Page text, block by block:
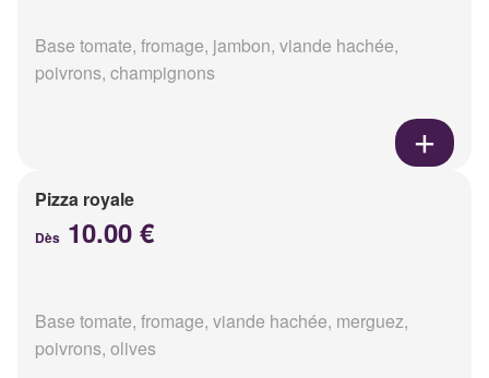
Base tomate, fromage, jambon, viande hachée,
poivrons, champignons
Pizza royale
Dès 10.00 €
Base tomate, fromage, viande hachée, merguez,
poivrons, olives